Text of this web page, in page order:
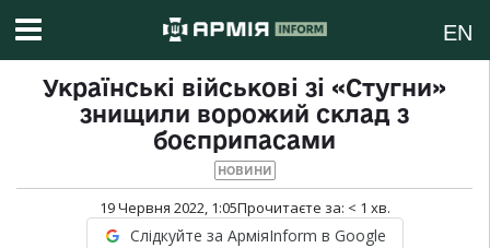
EN
Українські військові зі «Стугни»
знищили ворожий склад з
боєприпасами
НОВИНИ
19 Червня 2022, 1:05Прочитаєте за: < 1 хв.
Слідкуйте за АрміяInform в Google